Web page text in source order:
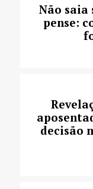
Não saia
pense:
decisão